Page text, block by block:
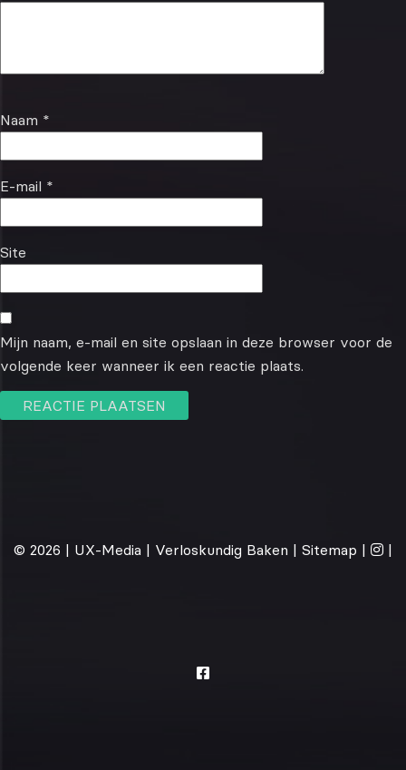
Naam *
E-mail *
Site
Mijn naam, e-mail en site opslaan in deze browser voor de
volgende keer wanneer ik een reactie plaats.
© 2026 | UX-Media | Verloskundig Baken | Sitemap | |